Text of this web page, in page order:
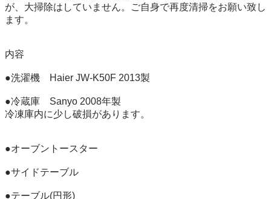
が、大掃除はしていません。ご自身で再度清掃をお願い致し
ます。
内容
●洗濯機　Haier JW-K50F 2013製
●冷蔵庫　Sanyo 2008年製
冷凍庫内に少し破損があります。
●オーブントースター
●サイドテーブル
●テーブル(円形)